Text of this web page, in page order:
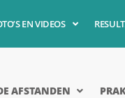
EN VIDEOS
AFSTANDEN